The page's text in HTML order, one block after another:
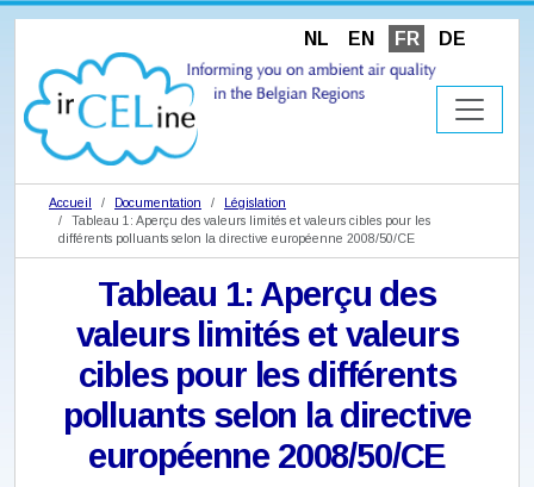
NL EN FR DE
Accueil Documentation
Législation
Tableau 1: Aperçu des valeurs limités et valeurs cibles pour les
différents polluants selon la directive européenne 2008/50/CE
Tableau 1: Aperçu des
valeurs limités et valeurs
cibles pour les différents
polluants selon la directive
européenne 2008/50/CE